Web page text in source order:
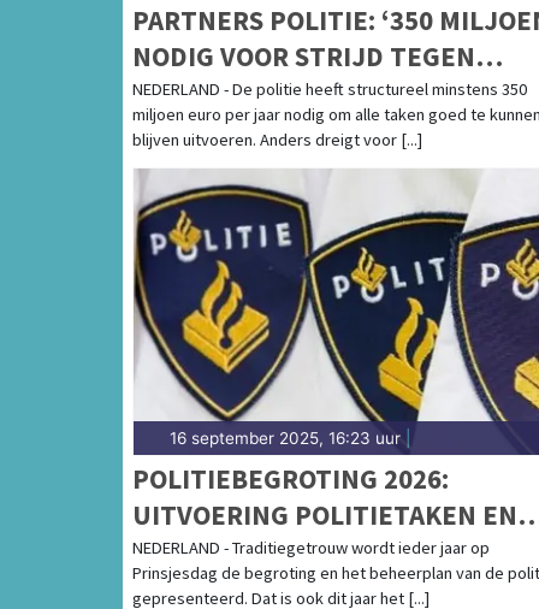
PARTNERS POLITIE: ‘350
NODIG VOOR STRIJD TEGEN
CRIMINALITEIT
NEDERLAND - De politie heeft structureel minstens 350
miljoen euro per jaar nodig om alle taken goed te kunnen
blijven uitvoeren. Anders dreigt voor [...]
16 september 2025, 16:23 uur
POLITIEBEGROTING 2026:
UITVOERING POLITIETAKEN EN
FINANCIËN NIET IN BALANS
NEDERLAND - Traditiegetrouw wordt ieder jaar op
Prinsjesdag de begroting en het beheerplan van de
gepresenteerd. Dat is ook dit jaar het [...]